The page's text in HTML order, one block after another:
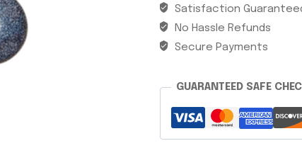
1/4
X
KG
Satisfaction
No Hassle Refunds
Secure Payments
GUARANTEED SAFE